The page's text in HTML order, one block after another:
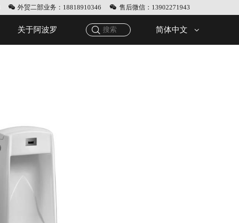
外贸二部业务：18818910346 售后微信：13902271943
关于阿波罗 简体中文